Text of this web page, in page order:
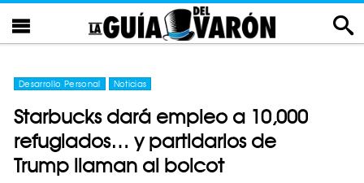
Desarrollo Personal Noticias
Starbucks dará empleo a 10,000
refugiados… y partidarios de
Trump llaman al boicot